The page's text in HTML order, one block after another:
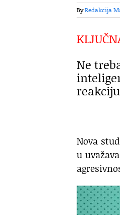
ByRedakcija
Ne
Nova
u